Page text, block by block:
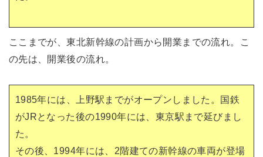
ここまでが、東北新幹線の計画から開業までの流れ。こ
の先は、開業後の流れ。
1985年には、上野駅までがオープンしました。国鉄
がJRとなった後の1990年には、東京駅まで延びまし
た。
その後、1994年には、2階建ての新幹線の車両が登場